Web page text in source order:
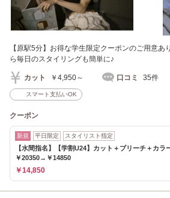
【原駅5分】お得な学生限定クーポンのご用意
ら毎日のスタイリングも簡単に♪
カット ￥4,950～ 口コミ 35件
スマート支払いOK
クーポン
新規 平日限定 スタイリスト指定
【水間指名】【学割U24】カット＋ブリーチ＋カラ
￥20350→￥14850
￥14,850